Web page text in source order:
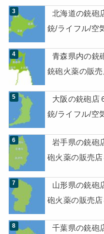
北海道の銃砲
銃/ライフル/空
青森県内の銃
銃砲火薬の販
大阪の銃砲店
銃/ライフル/空
岩手県の銃砲
砲火薬の販売
山形県の銃砲
砲火薬の販売
千葉県の銃砲